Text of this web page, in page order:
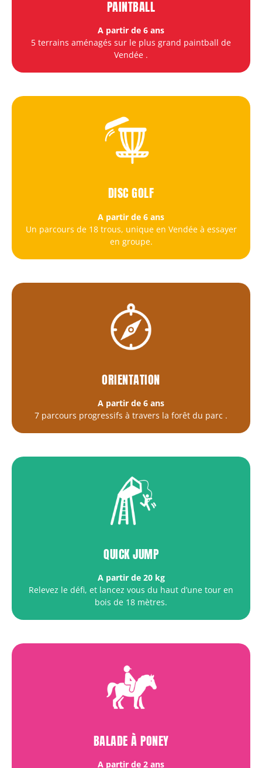
PAINTBALL
A partir de 6 ans
5 terrains aménagés sur le plus grand paintball de
Vendée .
DISC GOLF
A partir de 6 ans
Un parcours de 18 trous, unique en Vendée à essayer
en groupe.
ORIENTATION
A partir de 6 ans
7 parcours progressifs à travers la forêt du parc .
QUICK JUMP
A partir de 20 kg
Relevez le défi, et lancez vous du haut d’une tour en
bois de 18 mètres.
BALADE À PONEY
A partir de 2 ans